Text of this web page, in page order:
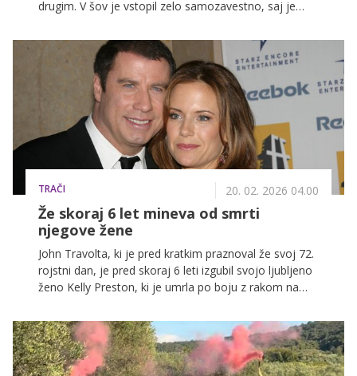
drugim. V šov je vstopil zelo samozavestno, saj je
dejal, da ga praktično nič ne skrbi, ker je pripravljen na
vse izzive in je izjemno delaven. Zastavili smo mu
nekaj kratkih vprašanj, da ga še bolje spoznamo.
TRAČI 20. 02. 2026 04.00
Že skoraj 6 let mineva od smrti
njegove žene
John Travolta, ki je pred kratkim praznoval že svoj 72.
rojstni dan, je pred skoraj 6 leti izgubil svojo ljubljeno
ženo Kelly Preston, ki je umrla po boju z rakom na
si lahko preberete v nadaljevanju.